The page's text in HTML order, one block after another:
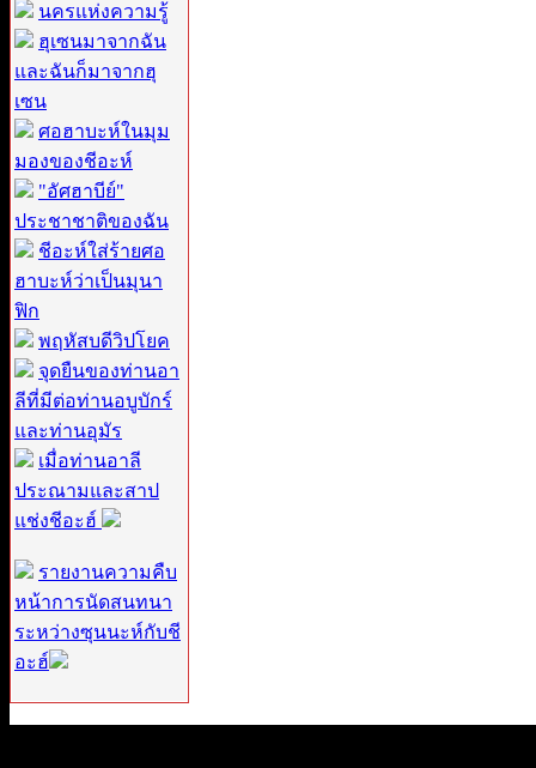
นครแห่งความรู้
ฮุเซนมาจากฉัน
และฉันก็มาจากฮุ
เซน
ศอฮาบะห์ในมุม
มองของชีอะห์
"อัศฮาบีย์"
ประชาชาติของฉัน
ชีอะห์ใส่ร้ายศอ
ฮาบะห์ว่าเป็นมุนา
ฟิก
พฤหัสบดีวิปโยค
จุดยืนของท่านอา
ลีที่มีต่อท่านอบูบักร์
และท่านอุมัร
เมื่อท่านอาลี
ประณามและสาป
แช่งชีอะฮ์
รายงานความคืบ
หน้าการนัดสนทนา
ระหว่างซุนนะห์กับชี
อะฮ์